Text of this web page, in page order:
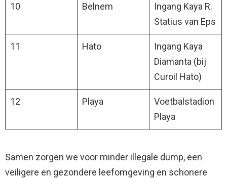
10 Belnem
Ingang Kaya R.
Statius van Eps
11 Hato
Ingang Kaya
Diamanta (bij
Curoil Hato)
12 Playa
Voetbalstadion
Playa
Samen zorgen we voor minder illegale dump, een
veiligere en gezondere leefomgeving en schonere